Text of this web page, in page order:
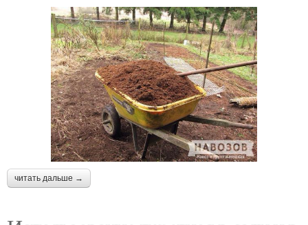
читать дальше →